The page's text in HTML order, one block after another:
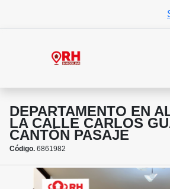
DEPARTAMENTO EN
LA CALLE CARLOS
CANTÓN PASAJE
Código. 6861982